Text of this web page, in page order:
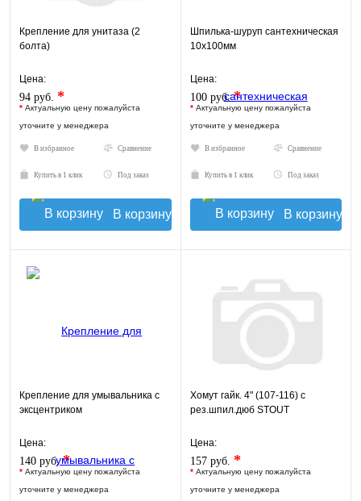
Крепление для унитаза (2
болта)
Цена:
94 руб. *
* Актуальную цену пожалуйста
уточните у менеджера
В избранное Сравнение
Купить в 1 клик Под заказ
В корзину
Шпилька-шуруп сантехническая
10х100мм
Цена:
100 руб.*
* Актуальную цену пожалуйста
уточните у менеджера
В избранное Сравнение
Купить в 1 клик Под заказ
В корзину
Крепление для умывальника с
эксцентриком
Цена:
140 руб.*
* Актуальную цену пожалуйста
уточните у менеджера
Хомут гайк. 4" (107-116) с
рез.шпил.дюб STOUT
Цена:
157 руб. *
* Актуальную цену пожалуйста
уточните у менеджера